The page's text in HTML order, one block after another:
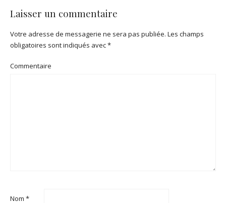
Laisser un commentaire
Votre adresse de messagerie ne sera pas publiée. Les champs
obligatoires sont indiqués avec*
Commentaire
Nom *